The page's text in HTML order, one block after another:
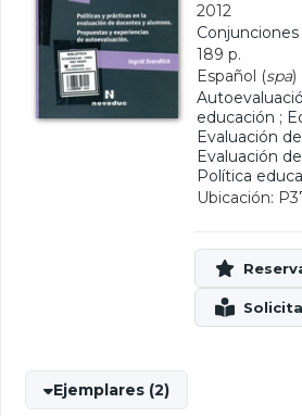
2012
Conjunciones
189 p.
Español (spa)
educación ;
Evaluación
Evaluación
Política
Ubicación:
Ejemplares (2)